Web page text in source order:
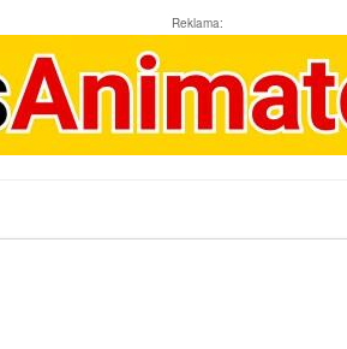
Reklama: